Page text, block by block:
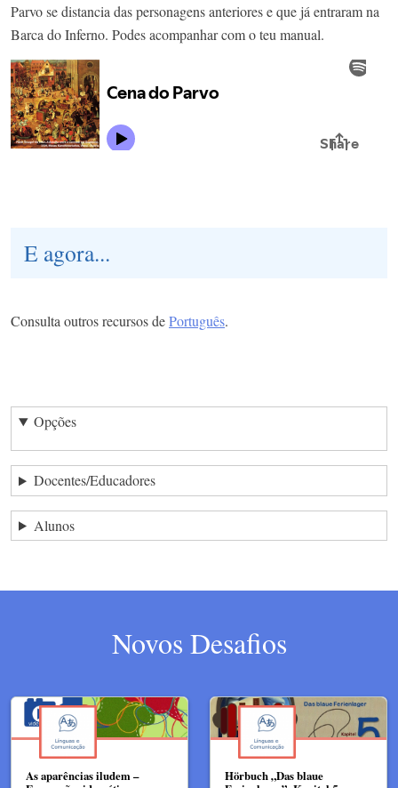
Parvo se distancia das personagens anteriores e que já entraram na
Barca do Inferno. Podes acompanhar com o teu manual.
E agora...
Consulta outros recursos dePortuguês.
Opções
Docentes/Educadores
Alunos
Novos Desafios
As aparências iludem –
Hörbuch „Das blaue